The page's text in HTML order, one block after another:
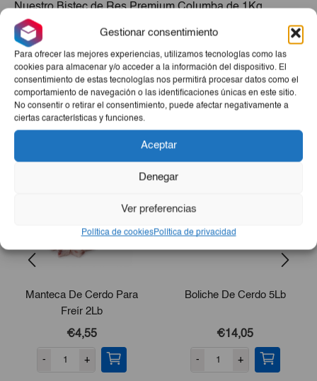
Gestionar consentimiento
Para ofrecer las mejores experiencias, utilizamos tecnologías como las
cookies para almacenar y/o acceder a la información del dispositivo. El
consentimiento de estas tecnologías nos permitirá procesar datos como el
comportamiento de navegación o las identificaciones únicas en este sitio.
No consentir o retirar el consentimiento, puede afectar negativamente a
ciertas características y funciones.
Aceptar
Denegar
Ver preferencias
Política de cookiesPolítica de privacidad
Nuestro Bistec de Res Premium Columba de 1Kg
proviene de ganado seleccionado para garantizar la
máxima calidad. Su sabor y jugosidad lo hacen ideal
para diversas preparaciones culinarias. Ya sea para una
parrillada familiar o un estofado, este bistec de res será el
protagonista de tus platos.
Productos Relacionados
Manteca De Cerdo Para
Freír 2Lb
€4,55
- +
Boliche De Cerdo 5Lb
€14,05
- +